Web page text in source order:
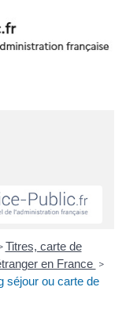
Titres, carte de
en France >
séjour ou carte de